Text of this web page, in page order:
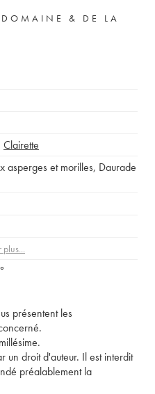
& DE LA
Clairette
asperges et morilles, Daurade
plus...
présentent les
un droit d'auteur. Il est interdit
préalablement la